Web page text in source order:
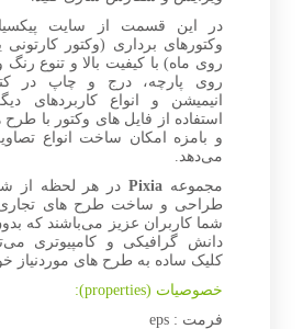
در این قسمت از سایت پیکسیا
وکتورهای برداری (وکتور
روی ماه) با کیفیت بالا و تنوع
روی پارچه، درج و چاپ در
انیمیشن و انواع کاربردهای
استفاده از فایل های وکتور با
و بامزه امکان ساخت انواع
می‌دهد.
مجموعه Pixia در هر لحظه از
طراحی و ساخت طرح های تجاری و
شما کاربران عزیز می‌باشند که
دانش گرافیکی و کامپیوتری
کلیک ساده به طرح های موردنیاز
خصوصیات (properties):
فرمت : eps